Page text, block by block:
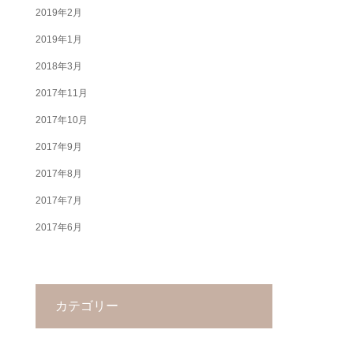
2019年2月
2019年1月
2018年3月
2017年11月
2017年10月
2017年9月
2017年8月
2017年7月
2017年6月
カテゴリー